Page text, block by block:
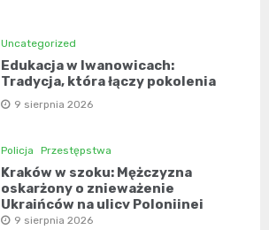
Uncategorized
Edukacja w Iwanowicach:
Tradycja, która łączy pokolenia
9 sierpnia 2026
Policja Przestępstwa
Kraków w szoku: Mężczyzna
oskarżony o znieważenie
Ukraińców na ulicy Polonijnej
9 sierpnia 2026